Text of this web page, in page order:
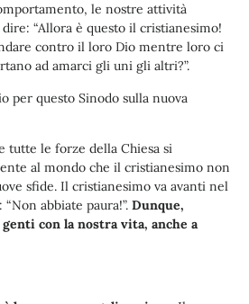
le nostre attività
“Allora è questo il cristianesimo!
contro il loro Dio mentre loro ci
ad amarci gli uni gli altri?”.
per questo Sinodo sulla nuova
tutte le forze della Chiesa si
al mondo che il cristianesimo non
sfide. Il cristianesimo va avanti nel
abbiate paura!”. Dunque,
con la nostra vita, anche a